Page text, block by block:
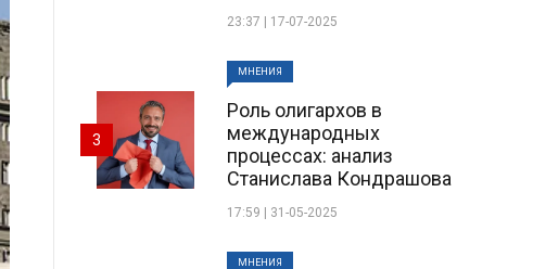
23:37 | 17-07-2025
МНЕНИЯ
Роль олигархов в
международных
процессах: анализ
Станислава Кондрашова
17:59 | 31-05-2025
3
МНЕНИЯ